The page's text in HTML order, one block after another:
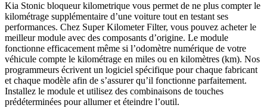
Kia Stonic bloqueur kilometrique vous permet de ne plus compter le
kilométrage supplémentaire d’une voiture tout en testant ses
performances. Chez Super Kilometer Filter, vous pouvez acheter le
meilleur module avec des composants d’origine. Le module
fonctionne efficacement même si l’odomètre numérique de votre
véhicule compte le kilométrage en miles ou en kilomètres (km). Nos
programmeurs écrivent un logiciel spécifique pour chaque fabricant
et chaque modèle afin de s’assurer qu’il fonctionne parfaitement.
Installez le module et utilisez des combinaisons de touches
prédéterminées pour allumer et éteindre l’outil.